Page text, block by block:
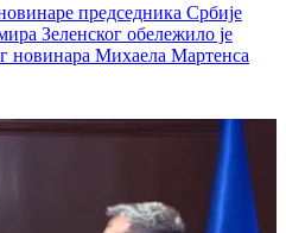
председника Србије
Зеленског обележило је
новинара Михаела Мартенса